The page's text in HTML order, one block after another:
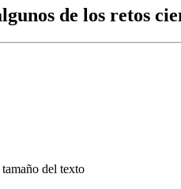
de los retos